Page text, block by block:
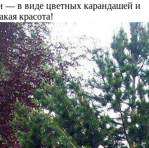
— в виде цветных карандашей и
красота!